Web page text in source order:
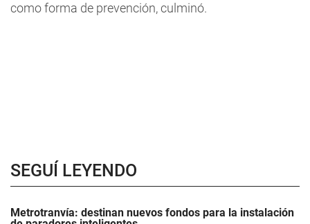
como forma de prevención, culminó.
SEGUÍ LEYENDO
Metrotranvía: destinan nuevos fondos para la instalación